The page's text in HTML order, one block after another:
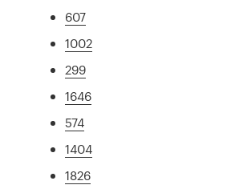
607
1002
299
1646
574
1404
1826